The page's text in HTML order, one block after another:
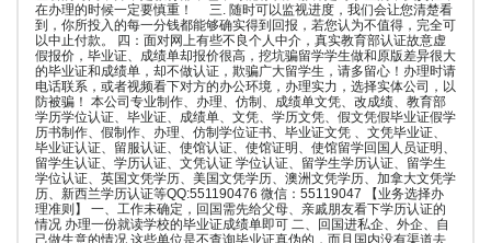
在办理的时候一定要慎重！ 三. 随时可以监视进度，我们会让您清楚看
到，你所投入的每一分钱都能够确实得到回报，若您认为不值得，完全可
以中止付款。 四：面对网上有些不良个人中介，真实教育部认证故意虚
假报价，毕业证、成绩单却报价很高，挖坑骗留学学生做和原版差异很大
的毕业证和成绩单，却不做认证，欺骗广大留学生，请多留心！办理时请
电话联系，或者视频看下对方的办公环境，办理实力，选择实体公司，以
防被骗！ 本公司专业制作、办理、仿制、成绩单文凭、改成绩、教育部
学历学位认证、毕业证、成绩单、文凭、学历文凭、假文凭假毕业证假学
历书制作、假制作、办理、仿制学位证书、毕业证文凭 、文凭毕业证、
毕业证认证、留服认证、使馆认证、使馆证明、使馆留学回国人员证明、
留学生认证、学历认证、文凭认证 学位认证、留学生学历认证、留学生
学位认证、英国文凭学历、美国文凭学历、澳洲文凭学历、加拿大文凭学
历、新西兰学历认证等QQ:551190476 微信：55119047 【业务选择办
理准则】 一、工作未确定，回国需先给父母、亲戚朋友看下学历认证的
情况 办理一份就读学校的毕业证成绩单即可 二、回国进私企、外企、自